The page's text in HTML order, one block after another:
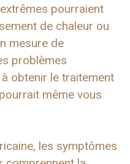
pourraient
de chaleur ou
mesure de
problèmes
obtenir le traitement
même vous
les symptômes